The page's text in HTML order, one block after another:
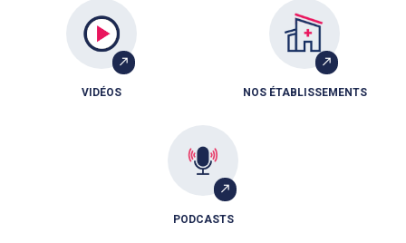
VIDÉOS NOS ÉTABLISSEMENTS
PODCASTS